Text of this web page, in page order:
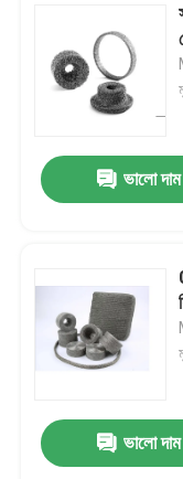
ভালো দাম
ভালো দাম